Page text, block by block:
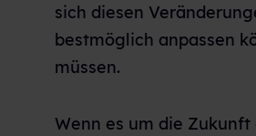
sich diesen
bestmöglich anpassen
müssen.
Wenn es um die Zukunft